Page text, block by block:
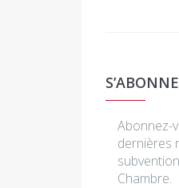
Abonnez-
dernières
Chambre.